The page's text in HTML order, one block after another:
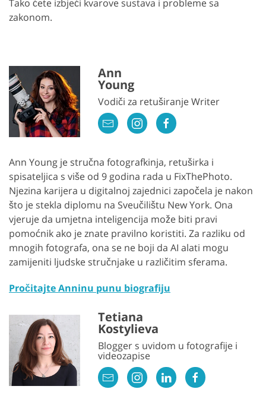
Tako ćete izbjeći kvarove sustava i probleme sa
zakonom.
Ann
Young
Vodiči za retuširanje Writer
Ann Young je stručna fotografkinja, retuširka i
spisateljica s više od 9 godina rada u FixThePhoto.
Njezina karijera u digitalnoj zajednici započela je nakon
što je stekla diplomu na Sveučilištu New York. Ona
vjeruje da umjetna inteligencija može biti pravi
pomoćnik ako je znate pravilno koristiti. Za razliku od
mnogih fotografa, ona se ne boji da AI alati mogu
zamijeniti ljudske stručnjake u različitim sferama.
Pročitajte Anninu punu biografiju
Tetiana
Kostylieva
Blogger s uvidom u fotografije i
videozapise